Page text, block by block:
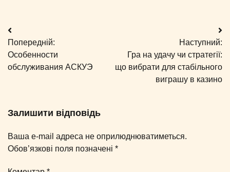
Навігація
записів
Попередній:
Особенности
обслуживания АСКУЭ
Наступний:
Гра на удачу чи стратегії:
що вибрати для стабільного
виграшу в казино
Залишити відповідь
Ваша e-mail адреса не оприлюднюватиметься.
Обов’язкові поля позначені *